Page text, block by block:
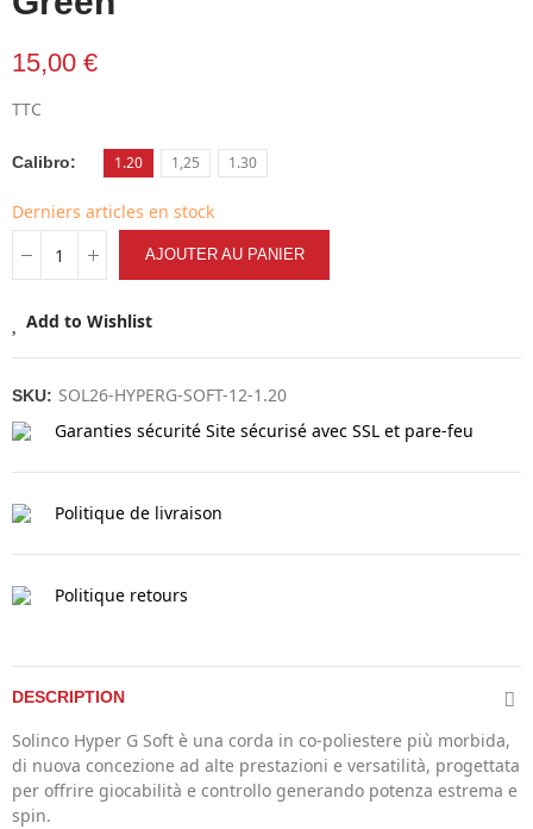
15,00 €
TTC
Calibro 1.20 1,25 1.30
Derniers articles en stock
AJOUTER AU PANIER
Add to Wishlist
SKU: SOL26-HYPERG-SOFT-12-1.20
Garanties sécurité Site sécurisé avec SSL et pare-feu
Politique de livraison
Politique retours
DESCRIPTION
Solinco Hyper G Soft è una corda in co-poliestere più morbida,
di nuova concezione ad alte prestazioni e versatilità, progettata
per offrire giocabilità e controllo generando potenza estrema e
spin.